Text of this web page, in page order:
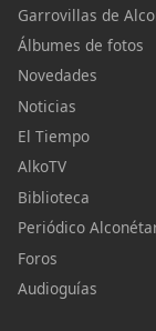
Garrovillas de
Álbumes de fotos
Novedades
Noticias
El Tiempo
AlkoTV
Biblioteca
Periódico
Foros
Audioguías